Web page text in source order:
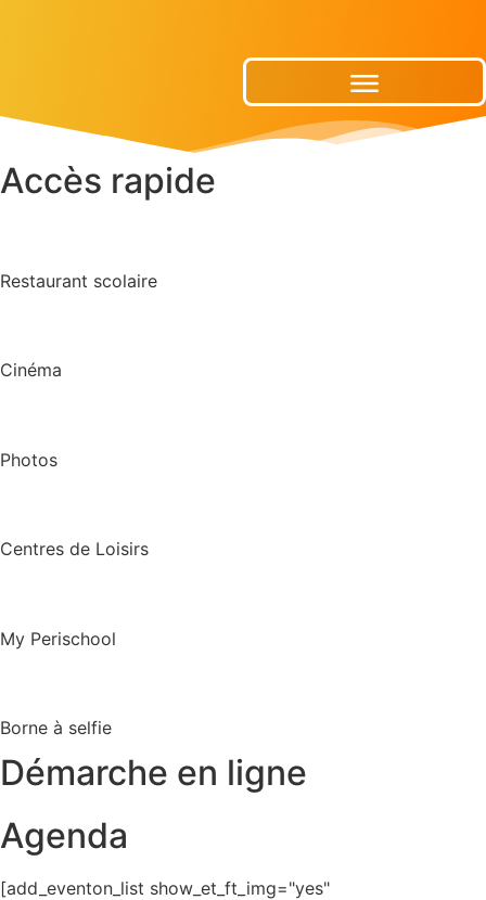
Accès rapide
Restaurant scolaire
Cinéma
Photos
Centres de Loisirs
My Perischool
Borne à selfie
Démarche en ligne
Agenda
[add_eventon_list show_et_ft_img="yes"